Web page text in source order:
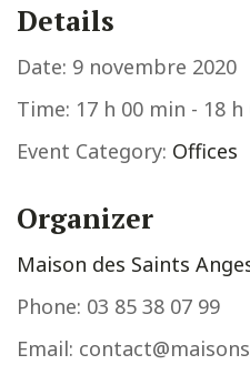
Details
Date: 9 novembre 2020
Time: 17 h 00 min - 18
Event Category: Offices
Organizer
Maison des Saints
Phone: 03 85 38 07 99
Email: